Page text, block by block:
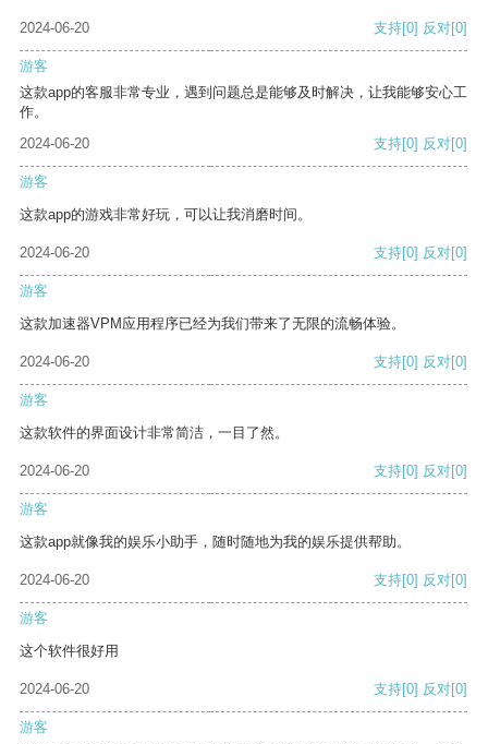
2024-06-20 支持[0] 反对[0]
游客
这款app的客服非常专业，遇到问题总是能够及时解决，让我能够安心工
作。
2024-06-20
支持[0] 反对[0]
游客
这款app的游戏非常好玩，可以让我消磨时间。
2024-06-20 支持[0] 反对[0]
游客
这款加速器VPM应用程序已经为我们带来了无限的流畅体验。
2024-06-20 支持[0] 反对[0]
游客
这款软件的界面设计非常简洁，一目了然。
2024-06-20 支持[0] 反对[0]
游客
这款app就像我的娱乐小助手，随时随地为我的娱乐提供帮助。
2024-06-20 支持[0] 反对[0]
游客
这个软件很好用
2024-06-20 支持[0] 反对[0]
游客